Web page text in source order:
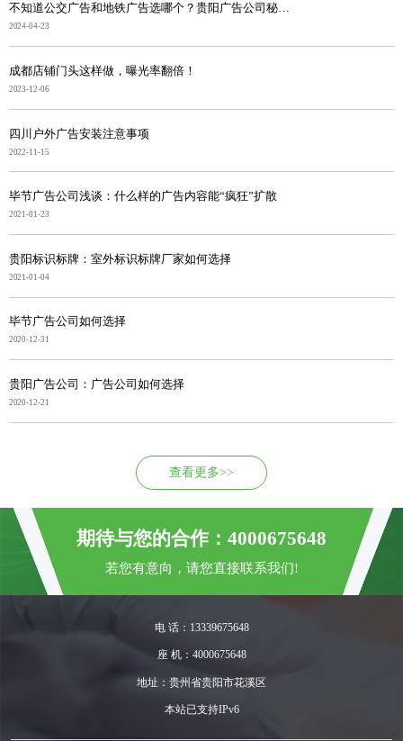
不知道公交广告和地铁广告选哪个？贵阳广告公司秘笈奉上
2024-04-23
成都店铺门头这样做，曝光率翻倍！
2023-12-06
四川户外广告安装注意事项
2022-11-15
毕节广告公司浅谈：什么样的广告内容能“疯狂”扩散
2021-01-23
贵阳标识标牌：室外标识标牌厂家如何选择
2021-01-04
毕节广告公司如何选择
2020-12-31
贵阳广告公司：广告公司如何选择
2020-12-21
查看更多>>
期待与您的合作：4000675648
若您有意向，请您直接联系我们!
电 话：13339675648
座 机：4000675648
地址：贵州省贵阳市花溪区
本站已支持IPv6